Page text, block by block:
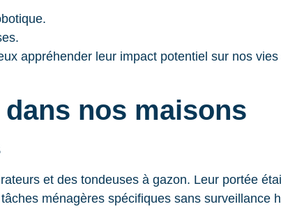
appréhender leur impact potentiel sur nos
nos maisons
et des tondeuses à gazon. Leur portée
ménagères spécifiques sans surveillance